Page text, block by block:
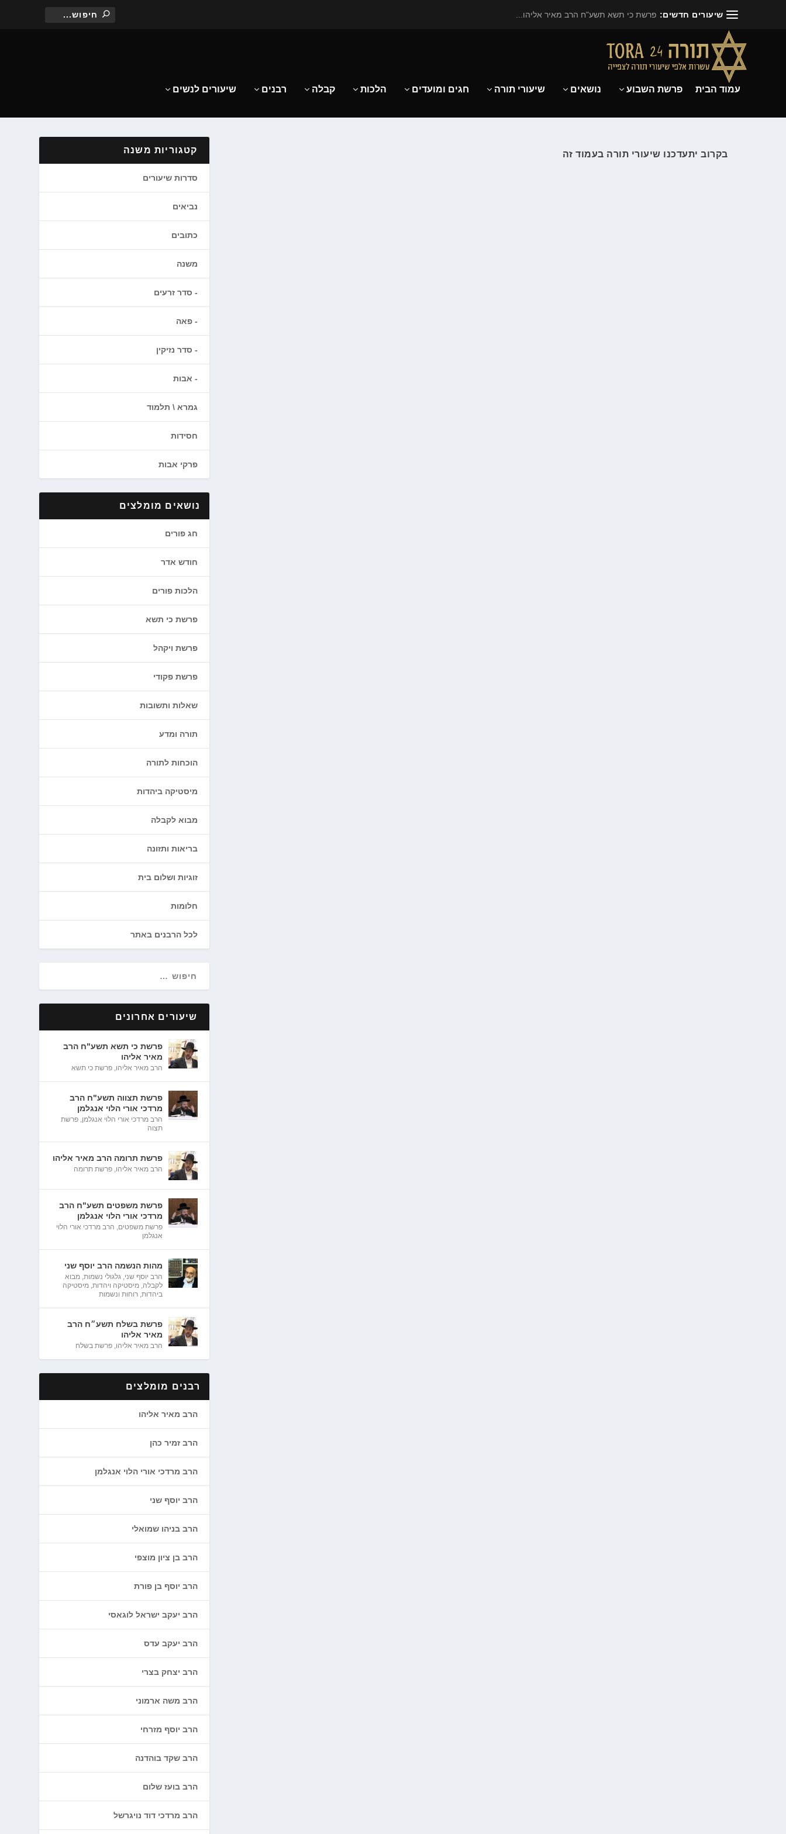
שיעורים חדשים: פרשת כי תשא תשע"ח הרב מאיר אליהו...
עמוד הבית פרשת השבוע נושאים שיעורי תורה חגים ומועדים הלכות קבלה רבנים שיעורים לנשים
בקרוב יתעדכנו שיעורי תורה בעמוד זה קטגוריות משנה
סדרות שיעורים
נביאים
כתובים
משנה
סדר זרעים
פאה
סדר נזיקין
אבות
גמרא \ תלמוד
חסידות
פרקי אבות
נושאים מומלצים
חג פורים
חודש אדר
הלכות פורים
פרשת כי תשא
פרשת ויקהל
פרשת פקודי
שאלות ותשובות
תורה ומדע
הוכחות לתורה
מיסטיקה ביהדות
מבוא לקבלה
בריאות ותזונה
זוגיות ושלום בית
חלומות
לכל הרבנים באתר
שיעורים אחרונים
פרשת כי תשא תשע"ח הרב
מאיר אליהו
הרב מאיר אליהו,פרשת כי תשא
פרשת תצווה תשע"ח הרב
מרדכי אורי הלוי אנגלמן
הרב מרדכי אורי הלוי אנגלמן,פרשת
תצוה
פרשת תרומה הרב מאיר אליהו
הרב מאיר אליהו,פרשת תרומה
פרשת משפטים תשע"ח הרב
מרדכי אורי הלוי אנגלמן
פרשת משפטים, הרב מרדכי אורי הלוי
אנגלמן
מהות הנשמה הרב יוסף שני
הרב יוסף שני,גלגולי נשמות,מבוא
לקבלה,מיסטיקה ויהדות,מיסטיקה
ביהדות,רוחות ונשמות
פרשת בשלח תשע״ח הרב
מאיר אליהו
הרב מאיר אליהו,פרשת בשלח
רבנים מומלצים
הרב מאיר אליהו
הרב זמיר כהן
הרב מרדכי אורי הלוי אנגלמן
הרב יוסף שני
הרב בניהו שמואלי
הרב בן ציון מוצפי
הרב יוסף בן פורת
הרב יעקב ישראל לוגאסי
הרב יעקב עדס
הרב יצחק בצרי
הרב משה ארמוני
הרב יוסף מזרחי
הרב שקד בוהדנה
הרב בועז שלום
הרב מרדכי דוד נויגרשל